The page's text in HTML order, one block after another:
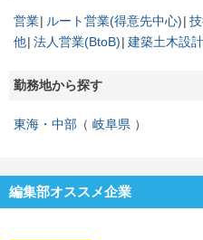
営業 ルート営業(得意先中心)
他 法人営業(BtoB) 建築土木設
勤務地から探す
東海・中部 岐阜県
編集部オススメ企業